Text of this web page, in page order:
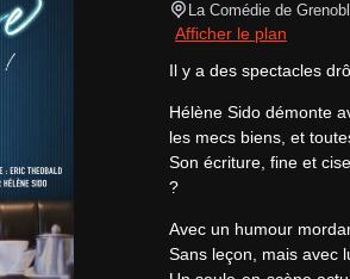
La Comédie de
Afficher le plan
Il y a des spectacles
Hélène Sido démonte
les mecs biens, et
Son écriture, fine et
?
Avec un humour
Sans leçon, mais avec